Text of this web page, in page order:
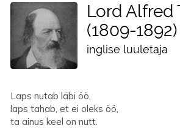
Lord Alfred
1809-1892
inglise luuletaja
Laps nutab läbi öö,
laps tahab, et ei oleks öö,
ta ainus keel on nutt.